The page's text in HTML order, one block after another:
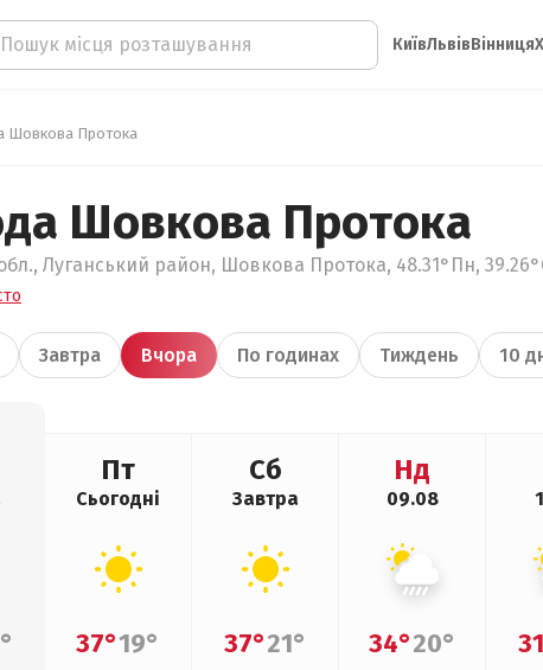
КиївЛьвівВінниця
Шовкова Протока
Шовкова Протока
Луганський район, Шовкова Протока, 48.31°Пн,
Завтра Вчора По годинах Тиждень 10
Пт
Сьогодні
37°19°
Сб
Завтра
37°21°
Нд
09.08
34°20°